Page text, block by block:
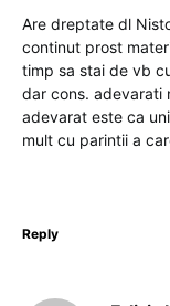
Are dreptate dl
continut prost
timp sa stai de vb
dar cons. adevarati
adevarat este ca
mult cu parintii a
Reply